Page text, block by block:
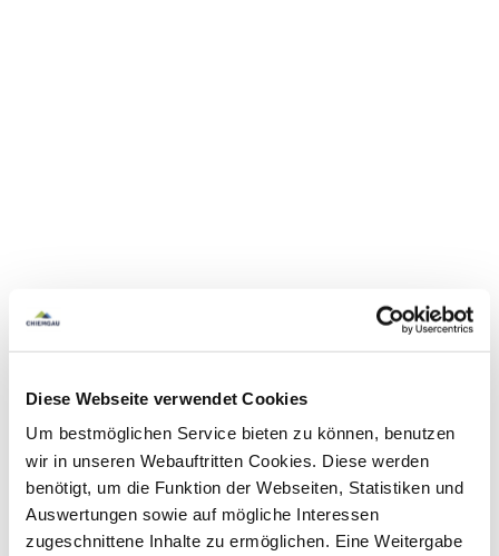
Diese Webseite verwendet Cookies
Um bestmöglichen Service bieten zu können, benutzen
wir in unseren Webauftritten Cookies. Diese werden
benötigt, um die Funktion der Webseiten, Statistiken und
Auswertungen sowie auf mögliche Interessen
zugeschnittene Inhalte zu ermöglichen. Eine Weitergabe